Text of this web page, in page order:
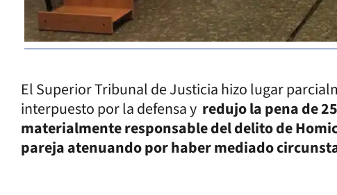
El Superior Tribunal de Justicia hizo lugar
interpuesto por la defensa y redujo la pena de
materialmente responsable del delito de
pareja atenuando por haber mediado